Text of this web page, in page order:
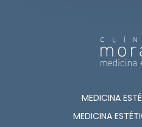
MEDICINA
MEDICINA